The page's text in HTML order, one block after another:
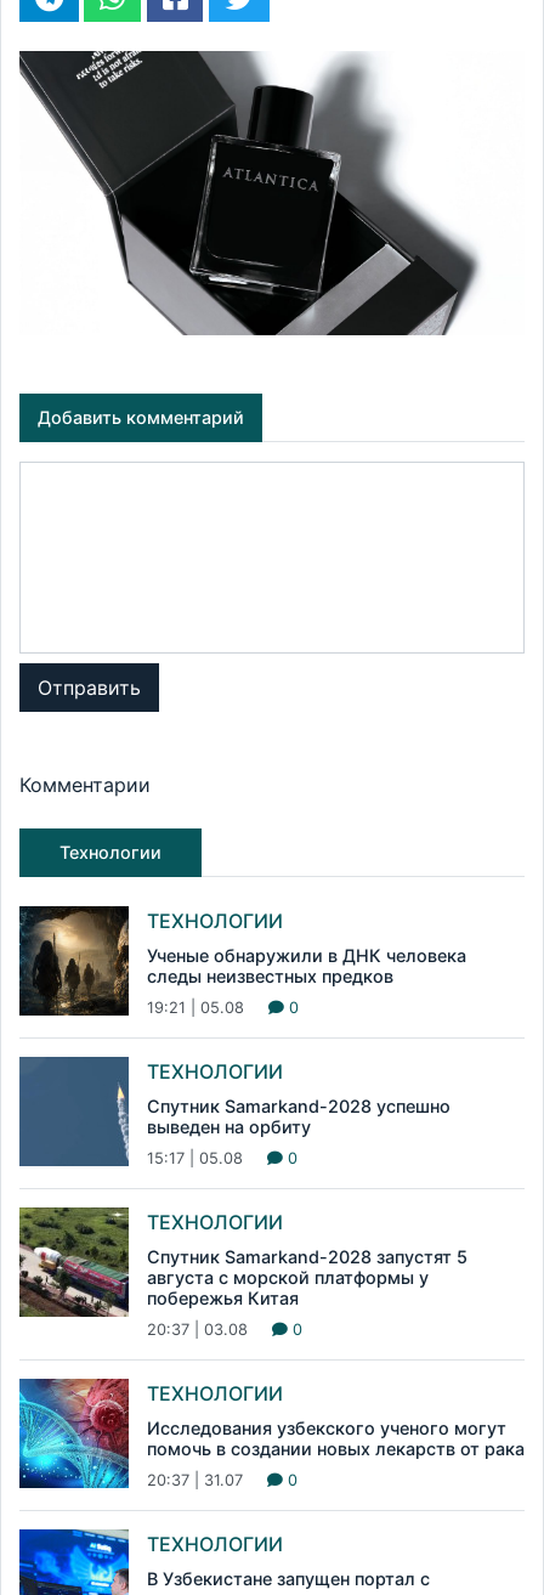
Добавить комментарий
Отправить
Комментарии
Технологии
ТЕХНОЛОГИИ
Ученые обнаружили в ДНК человека
следы неизвестных предков
19:21 | 05.08 0
ТЕХНОЛОГИИ
Спутник Samarkand-2028 успешно
выведен на орбиту
15:17 | 05.08 0
ТЕХНОЛОГИИ
Спутник Samarkand-2028 запустят 5
августа с морской платформы у
побережья Китая
20:37 | 03.08 0
ТЕХНОЛОГИИ
Исследования узбекского ученого могут
помочь в создании новых лекарств от рака
20:37 | 31.07 0
ТЕХНОЛОГИИ
В Узбекистане запущен портал с